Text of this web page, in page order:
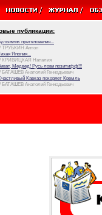
публикации:
преткновения...
ТРУБКИН Антон
Япония...
КРИВИЦКАЯ Наталия
Медвед! Русь лови позитифф!!!
БАТАШЕВ Анатолий Геннадьевич
Кавказ покоряет Кремль
БАТАШЕВ Анатолий Геннадьевич